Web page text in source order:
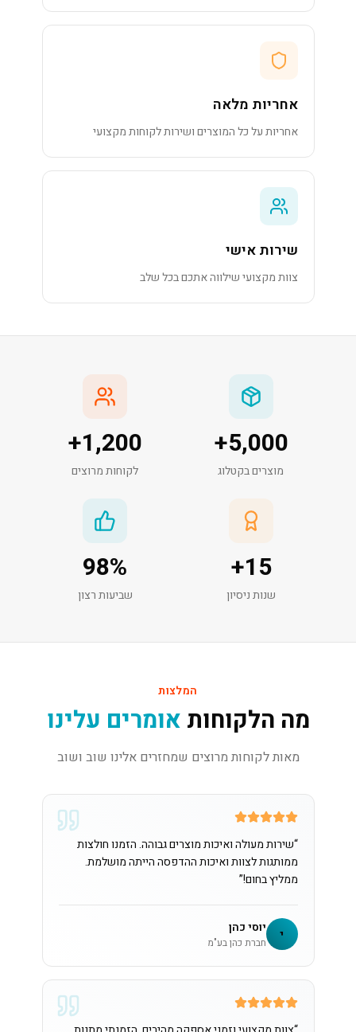
אחריות מלאה
אחריות על כל המוצרים ושירות לקוחות מקצועי
שירות אישי
צוות מקצועי שילווה אתכם בכל שלב
5,000
+
מוצרים בקטלוג
1,200
+
לקוחות מרוצים
15
+
שנות ניסיון
98%
שביעות רצון
המלצות
מה הלקוחות אומרים עלינו
מאות לקוחות מרוצים שמחזרים אלינו שוב ושוב
“שירות מעולה ואיכות מוצרים גבוהה. הזמנו חולצות
ממותגות לצוות ואיכות ההדפסה הייתה מושלמת.
ממליץ בחום!”
י יוסי כהן
חברת כהן בע"מ